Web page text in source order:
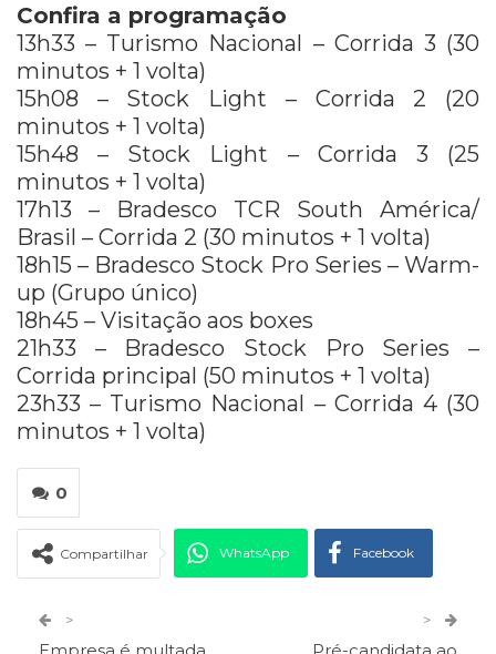
Confira a programação
13h33 – Turismo Nacional – Corrida 3 (30
minutos + 1 volta)
15h08 – Stock Light – Corrida 2 (20
minutos + 1 volta)
15h48 – Stock Light – Corrida 3 (25
minutos + 1 volta)
17h13 – Bradesco TCR South América/
Brasil – Corrida 2 (30 minutos + 1 volta)
18h15 – Bradesco Stock Pro Series – Warm-
up (Grupo único)
18h45 – Visitação aos boxes
21h33 – Bradesco Stock Pro Series –
Corrida principal (50 minutos + 1 volta)
23h33 – Turismo Nacional – Corrida 4 (30
minutos + 1 volta)
0
Compartilhar WhatsApp Facebook
> >